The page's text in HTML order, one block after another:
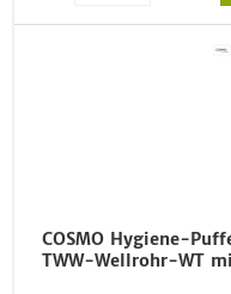
COSMO Hygiene-
TWW-Wellrohr-WT